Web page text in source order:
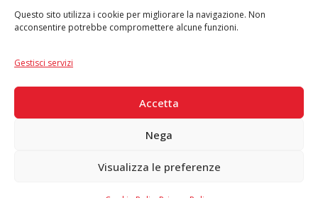
Questo sito utilizza i cookie per migliorare la navigazione. Non
acconsentire potrebbe compromettere alcune funzioni.
Gestisci servizi
Accetta
Nega
Visualizza le preferenze
Copyright © 2026 F. Divella S.p.A. - P.IVA 00257660720 - REA: 35658